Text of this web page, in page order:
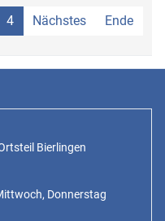
4 Nächstes Ende
Bierlingen
Donnerstag